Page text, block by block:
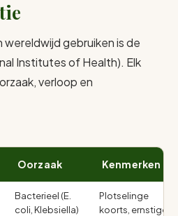
wereldwijd gebruiken is de
Institutes of Health). Elk
verloop en
Oorzaak Kenmerken
Bacterieel (E.
coli, Klebsiella)
Plotselinge
koorts, ernstige